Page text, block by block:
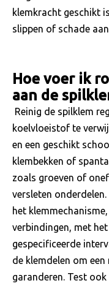
klemkracht geschikt
slippen of schade
Hoe voer ik
aan de
Reinig de spilklem
koelvloeistof te
en een geschikt
klembekken of
zoals groeven of
versleten onderdelen.
het
verbindingen, met
gespecificeerde
de klemdelen om
garanderen. Test